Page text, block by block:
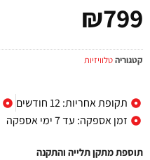
₪799
קטגוריהטלוויזיות
תקופת אחריות: 12 חודשים
זמן אספקה: עד 7 ימי אספקה
תוספת מתקן תלייה והתקנה